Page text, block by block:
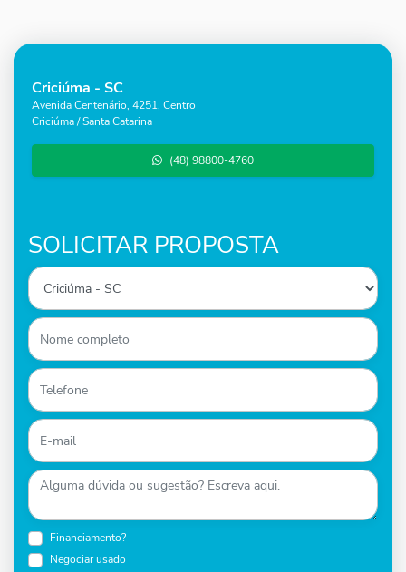
Criciúma - SC
Avenida Centenário, 4251, Centro
Criciúma / Santa Catarina
(48) 98800-4760
SOLICITAR PROPOSTA
Financiamento?
Negociar usado